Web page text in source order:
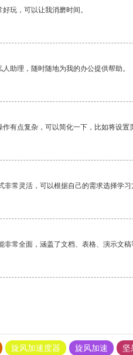
玩，可以让我消磨时间。
助理，随时随地为我的办公提供帮助。
有点复杂，可以简化一下，比如将设置
非常灵活，可以根据自己的需求选择学习
非常全面，涵盖了文档、表格、演示文
旋风加速度器 旋风加速 坚